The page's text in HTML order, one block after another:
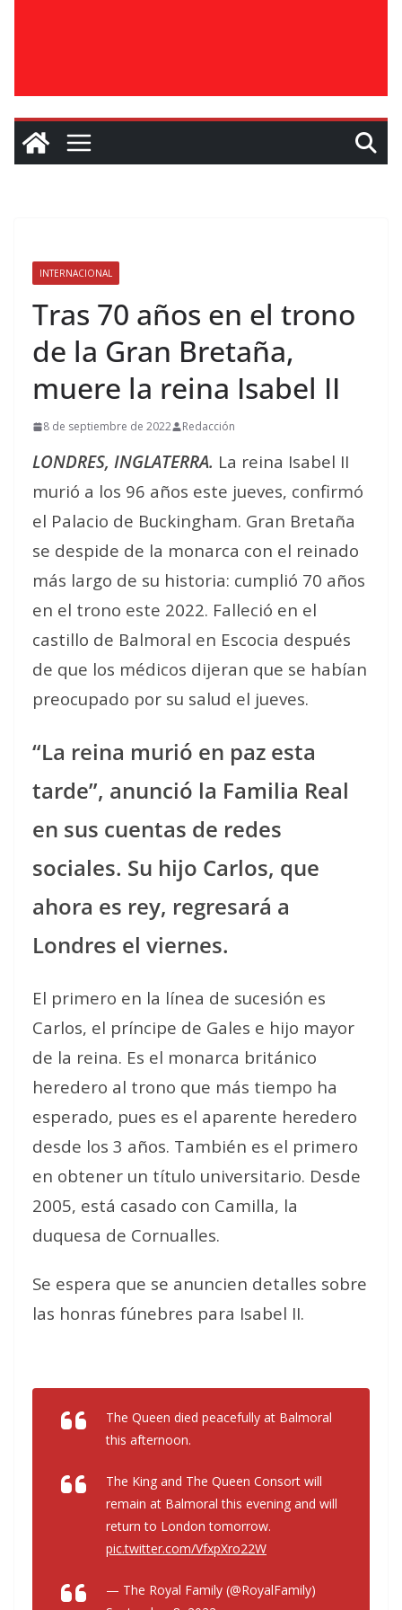
INTERNACIONAL
Tras 70 años en el trono
de la Gran Bretaña,
muere la reina Isabel II
8 de septiembre de 2022 Redacción
LONDRES, INGLATERRA. La reina Isabel II
murió a los 96 años este jueves, confirmó
el Palacio de Buckingham. Gran Bretaña
se despide de la monarca con el reinado
más largo de su historia: cumplió 70 años
en el trono este 2022. Falleció en el
castillo de Balmoral en Escocia después
de que los médicos dijeran que se habían
preocupado por su salud el jueves.
“La reina murió en paz esta
tarde”, anunció la Familia Real
en sus cuentas de redes
sociales. Su hijo Carlos, que
ahora es rey, regresará a
Londres el viernes.
El primero en la línea de sucesión es
Carlos, el príncipe de Gales e hijo mayor
de la reina. Es el monarca británico
heredero al trono que más tiempo ha
esperado, pues es el aparente heredero
desde los 3 años. También es el primero
en obtener un título universitario. Desde
2005, está casado con Camilla, la
duquesa de Cornualles.
Se espera que se anuncien detalles sobre
las honras fúnebres para Isabel II.
The Queen died peacefully at Balmoral
this afternoon.
The King and The Queen Consort will
remain at Balmoral this evening and will
return to London tomorrow.
pic.twitter.com/VfxpXro22W
— The Royal Family (@RoyalFamily)